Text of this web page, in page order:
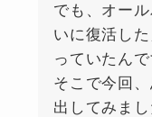
でも、オー
いに復活し
っていたんで
そこで今回
出してみまし